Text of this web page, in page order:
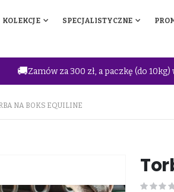
KOLEKCJE SPECJALISTYCZNE
🚚Zamów za 300 zł, a paczkę (do
NA BOKS EQUILINE